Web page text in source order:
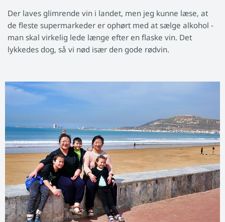
Der laves glimrende vin i landet, men jeg kunne læse, at
de fleste supermarkeder er ophørt med at sælge alkohol -
man skal virkelig lede længe efter en flaske vin. Det
lykkedes dog, så vi nød især den gode rødvin.